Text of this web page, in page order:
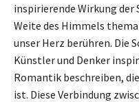
inspirierende Wirkung der
Weite des Himmels
unser Herz berühren. Die
Künstler und Denker
Romantik beschreiben,
ist. Diese Verbindung